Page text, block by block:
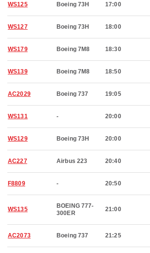
WS125 Boeing 73H 17:00
WS127 Boeing 73H 18:00
WS179 Boeing 7M8 18:30
WS139 Boeing 7M8 18:50
AC2029 Boeing 737 19:05
WS131 - 20:00
WS129 Boeing 73H 20:00
AC227 Airbus 223 20:40
F8809 - 20:50
WS135
BOEING 777-
300ER
21:00
AC2073 Boeing 737 21:25